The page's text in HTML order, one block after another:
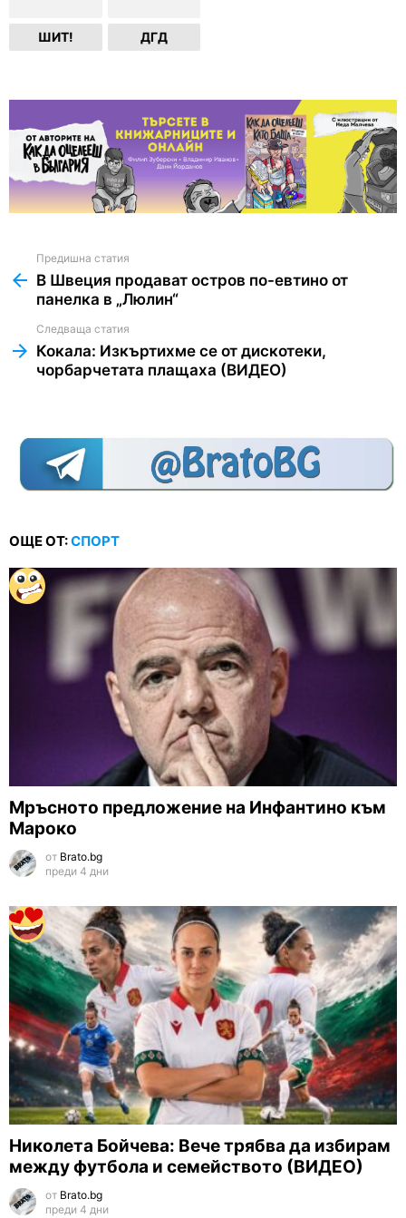
ШИТ! ДГД
more
Предишна статия
В Швеция продават остров по-евтино от
панелка в „Люлин“
Следваща статия
Кокала: Изкъртихме се от дискотеки,
чорбарчетата плащаха (ВИДЕО)
ОЩЕ ОТ:СПОРТ
Мръсното предложение на Инфантино към
Мароко
от Brato.bg
преди 4 дни
Николета Бойчева: Вече трябва да избирам
между футбола и семейството (ВИДЕО)
от Brato.bg
преди 4 дни